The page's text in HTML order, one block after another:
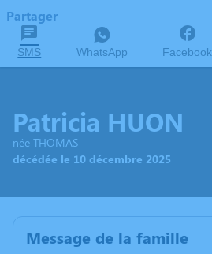
Partager
SMS WhatsApp Facebook
Patricia HUON
née THOMAS
décédée le 10 décembre 2025
Message de la famille